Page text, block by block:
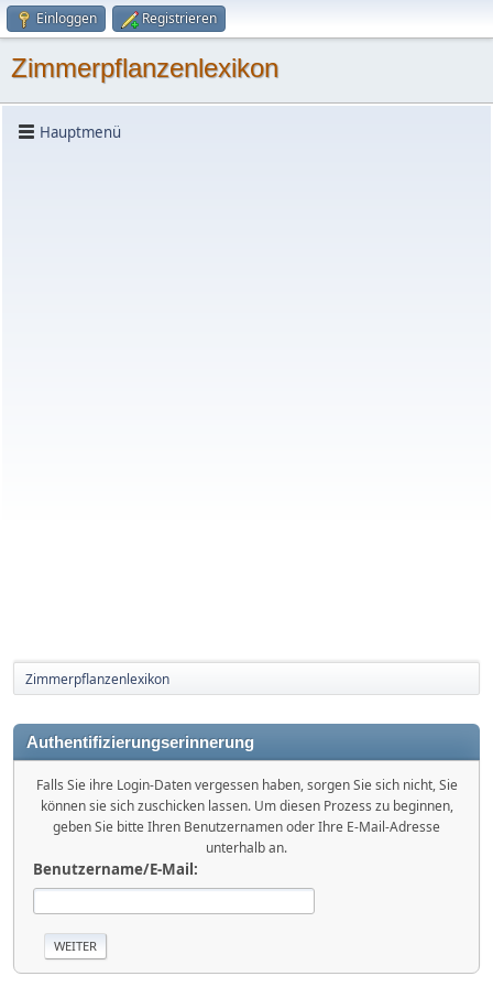
Einloggen Registrieren
Zimmerpflanzenlexikon
Hauptmenü
Zimmerpflanzenlexikon
Authentifizierungserinnerung
Falls Sie ihre Login-Daten vergessen haben, sorgen Sie sich nicht, Sie
können sie sich zuschicken lassen. Um diesen Prozess zu beginnen,
geben Sie bitte Ihren Benutzernamen oder Ihre E-Mail-Adresse
unterhalb an.
Benutzername/E-Mail: